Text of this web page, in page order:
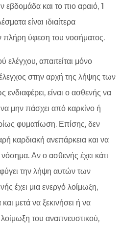
εβδομάδα και το πιο αραιό, 1
είναι ιδιαίτερα
πλήρη ύφεση του νοσήματος.
απαιτείται μόνο
στην αρχή της λήψης των
είναι ο ασθενής να
να μην πάσχει από καρκίνο ή
φυματίωση. Επίσης, δεν
καρδιακή ανεπάρκεια και να
Αν ο ασθενής έχει κάτι
την λήψη αυτών των
έχει μια ενεργό λοίμωξη,
μετά να ξεκινήσει ή να
του αναπνευστικού,